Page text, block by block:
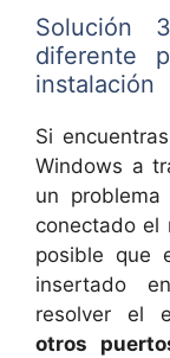
Solución
diferente
instalación
Si
Windows a
un
conectado el
posible que
insertado
resolver el
otros